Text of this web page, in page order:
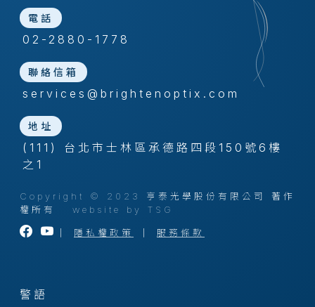
電話
02-2880-1778
聯絡信箱
services@brightenoptix.com
地址
(111) 台北市士林區承德路四段150號6樓
之1
Copyright © 2023 亨泰光學股份有限公司 著作
權所有 website by TSG
隱私權政策 服務條款
警語